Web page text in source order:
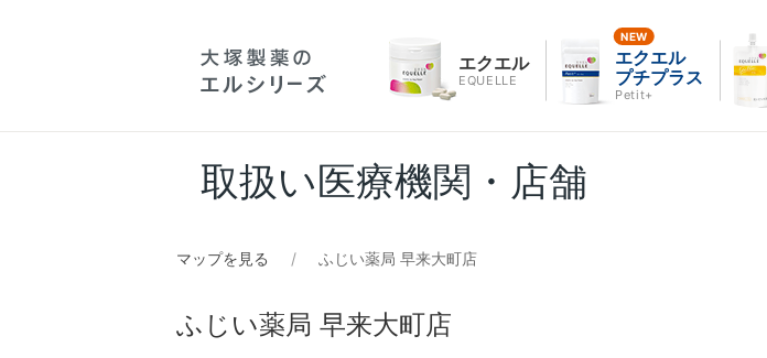
エクエル
EQUELLE
エクエル
プチプラス
Petit+
取扱い医療機関・店舗
マップを見る ふじい薬局 早来大町店
ふじい薬局 早来大町店